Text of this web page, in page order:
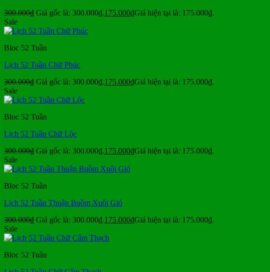
300.000₫ Giá gốc là: 300.000₫.175.000₫Giá hiện tại là: 175.000₫.
Sale
Bloc 52 Tuần
Lịch 52 Tuần Chữ Phúc
300.000₫ Giá gốc là: 300.000₫.175.000₫Giá hiện tại là: 175.000₫.
Sale
Bloc 52 Tuần
Lịch 52 Tuần Chữ Lộc
300.000₫ Giá gốc là: 300.000₫.175.000₫Giá hiện tại là: 175.000₫.
Sale
Bloc 52 Tuần
Lịch 52 Tuần Thuận Buồm Xuôi Gió
300.000₫ Giá gốc là: 300.000₫.175.000₫Giá hiện tại là: 175.000₫.
Sale
Bloc 52 Tuần